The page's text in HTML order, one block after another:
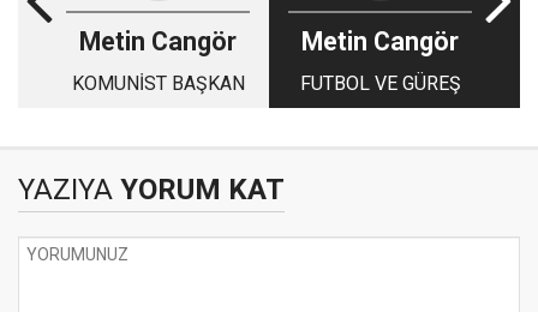
Metin Cangör
KOMUNİST BAŞKAN
Metin Cangör
FUTBOL VE GÜREŞ
YAZIYA YORUM KAT